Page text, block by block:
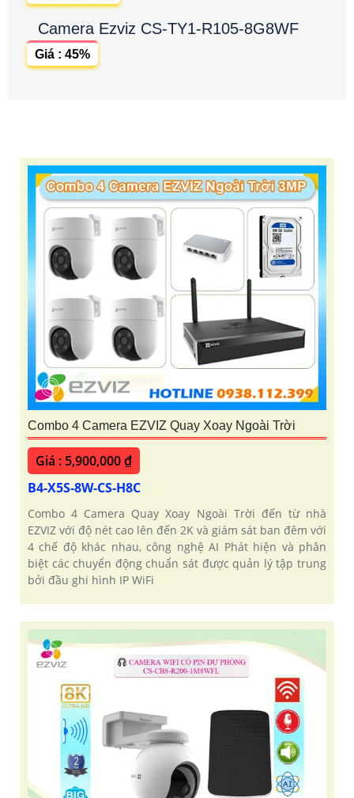
Camera Ezviz CS-TY1-R105-8G8WF
Giá : 45%
Combo 4 Camera EZVIZ Quay Xoay Ngoài Trời
Giá : 5,900,000 ₫
B4-X5S-8W-CS-H8C
Combo 4 Camera Quay Xoay Ngoài Trời đến từ nhà
EZVIZ với độ nét cao lên đến 2K và giám sát ban đêm với
4 chế độ khác nhau, công nghệ AI Phát hiện và phân
biệt các chuyển động chuẩn sát được quản lý tập trung
bởi đầu ghi hình IP WiFi